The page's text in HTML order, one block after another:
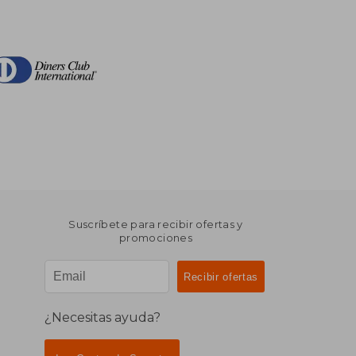
Suscríbete para recibir ofertas y
promociones
¿Necesitas ayuda?